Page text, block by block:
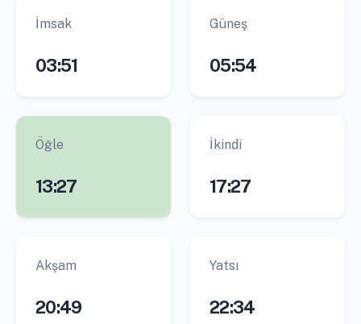
İmsak
03:51
Güneş
05:54
Öğle
13:27
İkindi
17:27
Akşam
20:49
Yatsı
22:34